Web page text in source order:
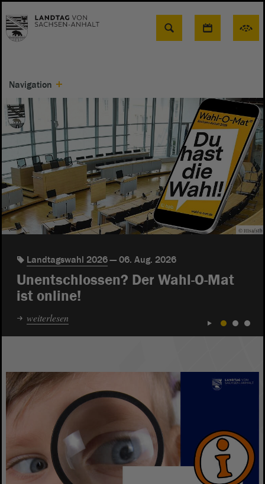
Suche
Navigation
© ltlsa/stb
Landtagswahl 2026 06. Aug. 2026
Unentschlossen? Der Wahl-O-Mat
ist online!
weiterlesen